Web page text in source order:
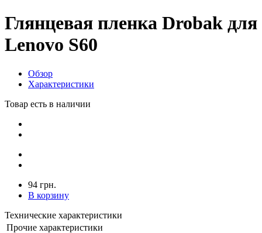
Глянцевая пленка Drobak для
Lenovo S60
Обзор
Характеристики
Товар есть в наличии
94 грн.
В корзину
Технические характеристики
Прочие характеристики